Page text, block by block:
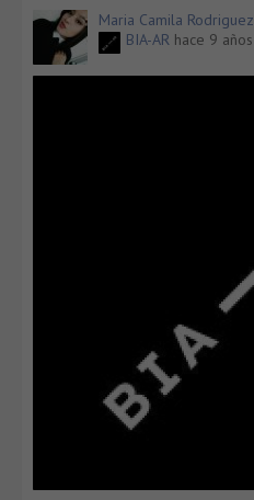
Maria Camila Rodriguez
BIA-AR hace 9 años